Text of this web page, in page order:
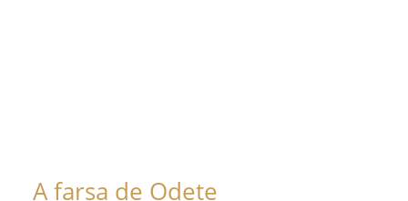
A farsa de Odete